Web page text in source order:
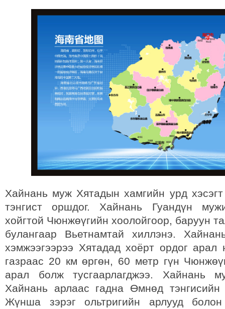
Хайнань муж Хятадын хамгийн урд
тэнгист оршдог. Хайнань Гуандүн
хойгтой Чюнжөүгийн хоолойгоор, баруун
булангаар Вьетнамтай хиллэнэ.
хэмжээгээрээ Хятадад хоёрт ордог
газраас 20 км өргөн, 60 метр гүн
арал болж тусгаарлагджээ. Хайнань
Хайнань арлаас гадна Өмнөд
Жүнша зэрэг ольтригийн арлууд